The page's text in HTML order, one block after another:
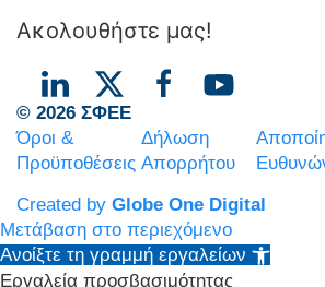
Ακολουθήστε μας!
© 2026 ΣΦΕΕ
Όροι &
Προϋποθέσεις
Δήλωση
Απορρήτου
Created by Globe One Digital
Μετάβαση στο περιεχόμενο
Ανοίξτε τη γραμμή εργαλείων
Εργαλεία προσβασιμότητας